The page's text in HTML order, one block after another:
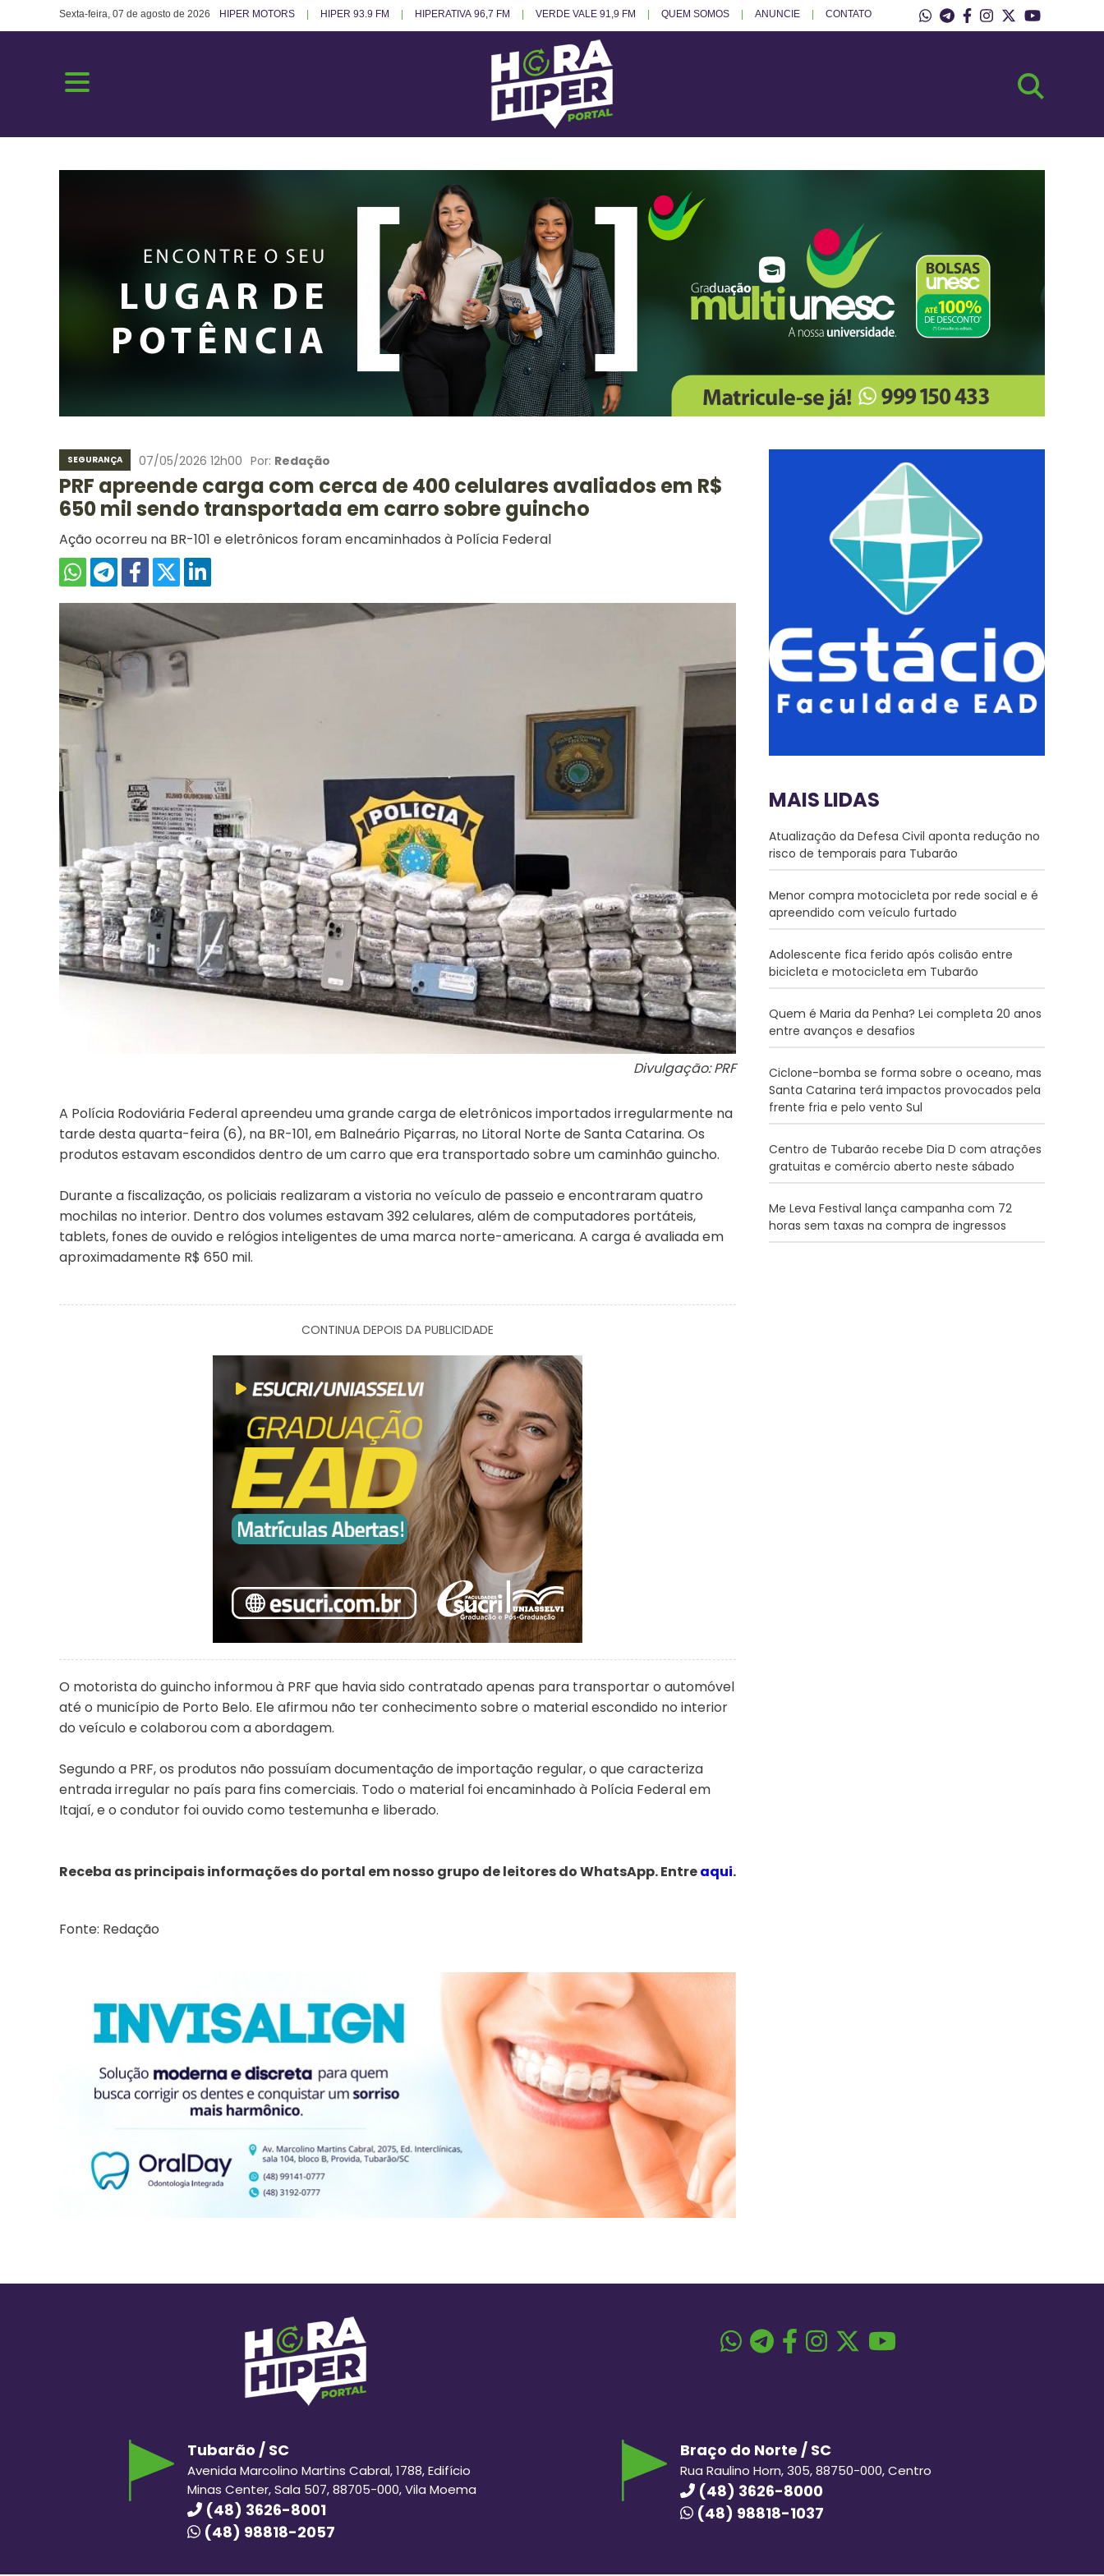
Sexta-feira, 07 de agosto de 2026 HIPER MOTORS HIPER 93.9 FM HIPERATIVA 96,7 FM VERDE VALE 91,9 FM QUEM SOMOS ANUNCIE CONTATO
SEGURANÇA 07/05/2026 12h00 Por: Redação
PRF apreende carga com cerca de 400 celulares avaliados em R$
650 mil sendo transportada em carro sobre guincho
Ação ocorreu na BR-101 e eletrônicos foram encaminhados à Polícia Federal
Divulgação: PRF
A Polícia Rodoviária Federal apreendeu uma grande carga de eletrônicos importados irregularmente na
tarde desta quarta-feira (6), na BR-101, em Balneário Piçarras, no Litoral Norte de Santa Catarina. Os
produtos estavam escondidos dentro de um carro que era transportado sobre um caminhão guincho.
Durante a fiscalização, os policiais realizaram a vistoria no veículo de passeio e encontraram quatro
mochilas no interior. Dentro dos volumes estavam 392 celulares, além de computadores portáteis,
tablets, fones de ouvido e relógios inteligentes de uma marca norte-americana. A carga é avaliada em
aproximadamente R$ 650 mil.
CONTINUA DEPOIS DA PUBLICIDADE
O motorista do guincho informou à PRF que havia sido contratado apenas para transportar o automóvel
até o município de Porto Belo. Ele afirmou não ter conhecimento sobre o material escondido no interior
do veículo e colaborou com a abordagem.
Segundo a PRF, os produtos não possuíam documentação de importação regular, o que caracteriza
entrada irregular no país para fins comerciais. Todo o material foi encaminhado à Polícia Federal em
Itajaí, e o condutor foi ouvido como testemunha e liberado.
Receba as principais informações do portal em nosso grupo de leitores do WhatsApp. Entreaqui.
Fonte: Redação
MAIS LIDAS
Atualização da Defesa Civil aponta redução no
risco de temporais para Tubarão
Menor compra motocicleta por rede social e é
apreendido com veículo furtado
Adolescente fica ferido após colisão entre
bicicleta e motocicleta em Tubarão
Quem é Maria da Penha? Lei completa 20 anos
entre avanços e desafios
Ciclone-bomba se forma sobre o oceano, mas
Santa Catarina terá impactos provocados pela
frente fria e pelo vento Sul
Centro de Tubarão recebe Dia D com atrações
gratuitas e comércio aberto neste sábado
Me Leva Festival lança campanha com 72
horas sem taxas na compra de ingressos
Tubarão / SC
Avenida Marcolino Martins Cabral, 1788, Edifício
Minas Center, Sala 507, 88705-000, Vila Moema
(48) 3626-8001
(48) 98818-2057
Braço do Norte / SC
Rua Raulino Horn, 305, 88750-000, Centro
(48) 3626-8000
(48) 98818-1037